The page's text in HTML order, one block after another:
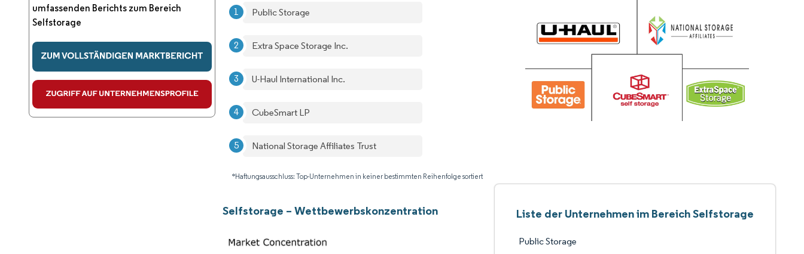
umfassenden Berichts zum Bereich
Selfstorage
Public Storage
Extra Space Storage Inc.
U-Haul International Inc.
CubeSmart LP
National Storage Affiliates Trust
*Haftungsausschluss: Top-Unternehmen in keiner bestimmten Reihenfolge sortiert
Selfstorage – Wettbewerbskonzentration Liste der Unternehmen im Bereich Selfstorage
Public Storage